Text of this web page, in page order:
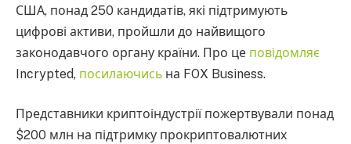
США, понад 250 кандидатів, які підтримують
цифрові активи, пройшли до найвищого
законодавчого органу країни. Про це повідомляє
Incrypted, посилаючись на FOX Business.
Представники криптоіндустрії пожертвували понад
$200 млн на підтримку прокриптовалютних